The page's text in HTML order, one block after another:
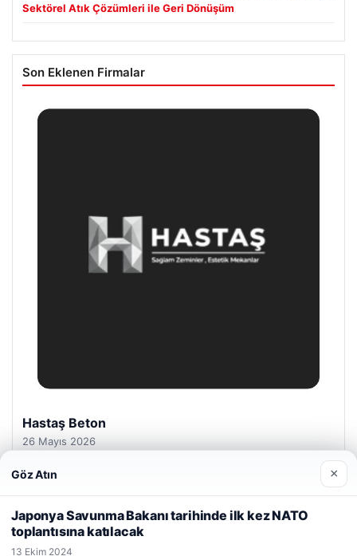
Sektörel Atık Çözümleri ile Geri Dönüşüm
Son Eklenen Firmalar
Prenses Night Club
29 Nisan 2026
kullanıyoruz.Çerez Politikamız
Göz Atın ×
Japonya Savunma Bakanı tarihinde ilk kez NATO
toplantısına katılacak
13 Ekim 2024